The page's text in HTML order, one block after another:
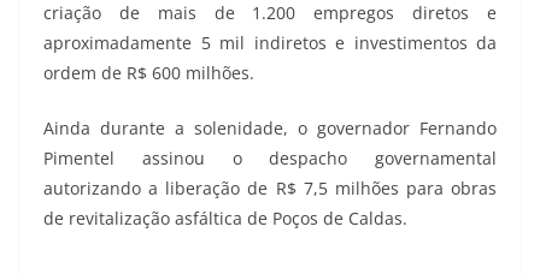
criação de mais de 1.200 empregos diretos e
aproximadamente 5 mil indiretos e investimentos da
ordem de R$ 600 milhões.
Ainda durante a solenidade, o governador Fernando
Pimentel assinou o despacho governamental
autorizando a liberação de R$ 7,5 milhões para obras
de revitalização asfáltica de Poços de Caldas.